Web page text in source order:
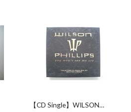
【CD Single】WILSON